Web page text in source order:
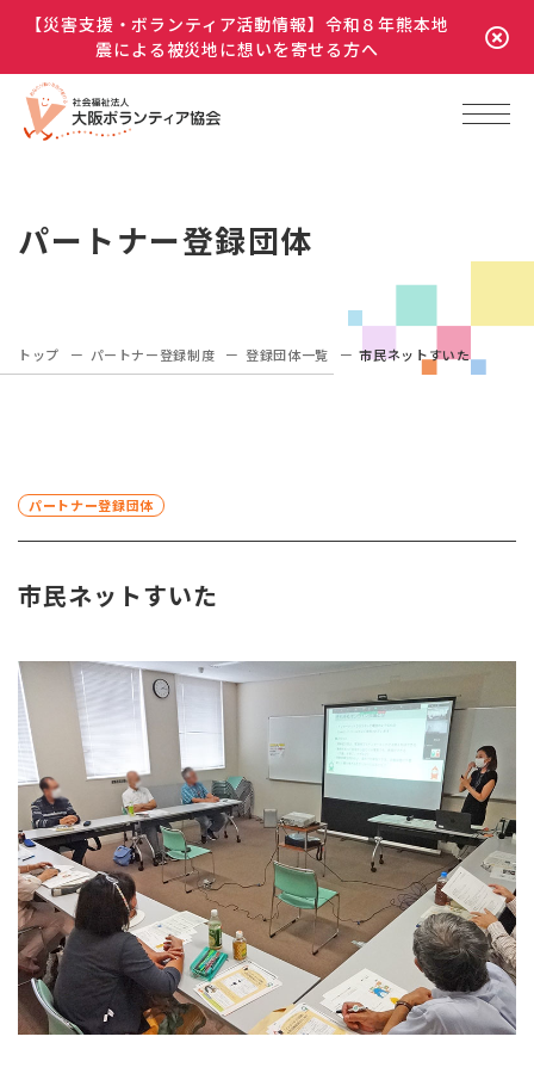
【災害支援・ボランティア活動情報】令和８年熊本地
震による被災地に想いを寄せる方へ
パートナー登録団体
トップ パートナー登録制度 登録団体一覧 市民ネットすいた
パートナー登録団体
市民ネットすいた